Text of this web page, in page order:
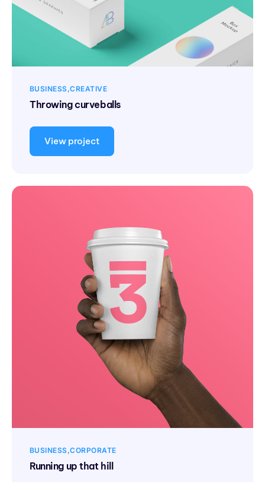
BUSINESS CREATIVE
Throwing curveballs
View project
BUSINESS CORPORATE
Running up that hill